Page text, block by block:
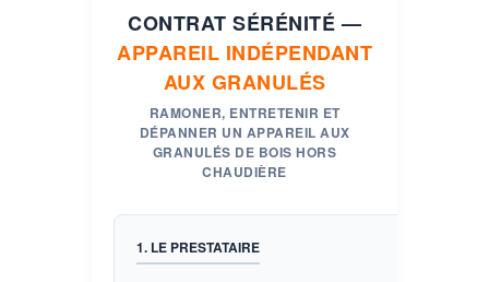
CONTRAT SÉRÉNITÉ —
APPAREIL INDÉPENDANT
AUX GRANULÉS
RAMONER, ENTRETENIR ET
DÉPANNER UN APPAREIL AUX
GRANULÉS DE BOIS HORS
CHAUDIÈRE
1. LE PRESTATAIRE